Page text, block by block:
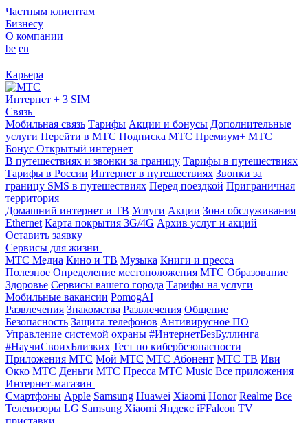
Частным клиентам
Бизнесу
О компании
be en
Карьера
Интернет + 3 SIM
Связь
Мобильная связь Тарифы Акции и бонусы Дополнительные
услуги Перейти в МТС Подписка МТС Премиум+ МТС
Бонус Открытый интернет
В путешествиях и звонки за границу Тарифы в путешествиях
Тарифы в России Интернет в путешествиях Звонки за
границу SMS в путешествиях Перед поездкой Приграничная
территория
Домашний интернет и ТВ Услуги Акции Зона обслуживания
Ethernet Карта покрытия 3G/4G Архив услуг и акций
Оставить заявку
Сервисы для жизни
МТС Медиа Кино и ТВ Музыка Книги и пресса
Полезное Определение местоположения МТС Образование
Здоровье Сервисы вашего города Тарифы на услуги
Мобильные вакансии PomogAI
Развлечения Знакомства Развлечения Общение
Безопасность Защита телефонов Антивирусное ПО
Управление системой охраны #ИнтернетБезБуллинга
#НаучиСвоихБлизких Тест по кибербезопасности
Приложения МТС Мой МТС МТС Абонент МТС ТВ Иви
Окко МТС Деньги МТС Пресса МТС Music Все приложения
Интернет-магазин
Смартфоны Apple Samsung Huawei Xiaomi Honor Realme Все
Телевизоры LG Samsung Xiaomi Яндекс iFFalcon TV
приставки